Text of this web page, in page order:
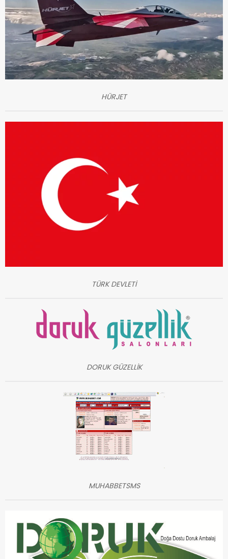
HÜRJET
TÜRK DEVLETİ
DORUK GÜZELLİK
MUHABBETSMS